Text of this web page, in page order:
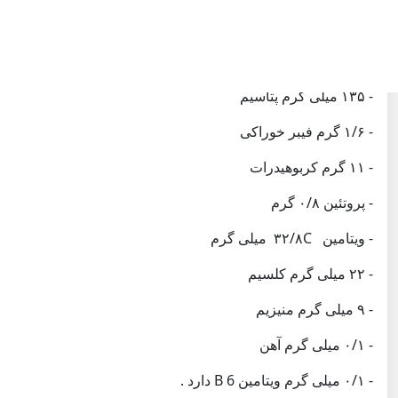
- ۱۳۵ میلی گرم پتاسیم
- ۱/۶ گرم فیبر خوراکی
- ۱۱ گرم کربوهیدرات
- پروتئین ۰/۸ گرم
- ویتامین ۳۲/۸C میلی گرم
- ۲۲ میلی گرم کلسیم
- ۹ میلی گرم منیزیم
- ۰/۱ میلی گرم آهن
- ۰/۱ میلی گرم ویتامین B 6 دارد .